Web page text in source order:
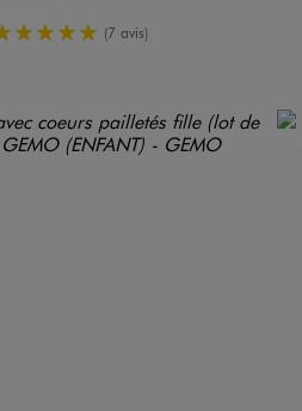
5/5 de moyenne
(7 avis)